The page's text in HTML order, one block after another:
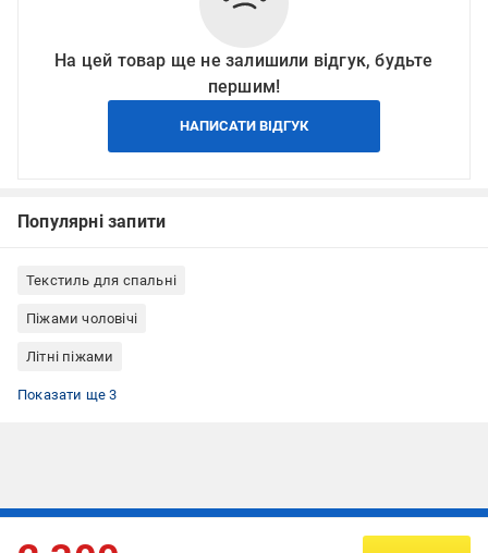
На цей товар ще не залишили відгук, будьте
першим!
НАПИСАТИ ВІДГУК
Популярні запити
Текстиль для спальні
Піжами чоловічі
Літні піжами
Піжами сорочка і штани
Чорні піжами
Піжами чоловічі літні
Показати ще 3
Підписуйтесь, щоб дізнаватись першим про акції та пропозиції